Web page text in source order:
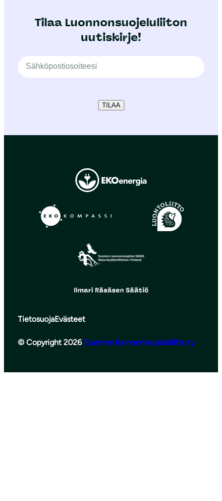
Tilaa Luonnonsuojeluliiton
uutiskirje!
TILAA
TietosuojaEvästeet
© Copyright 2026 Suomen luonnonsuojeluliitto ry